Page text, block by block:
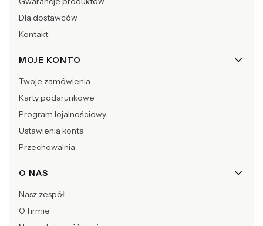
Dla dostawców
Kontakt
MOJE KONTO
Twoje zamówienia
Karty podarunkowe
Program lojalnościowy
Ustawienia konta
Przechowalnia
O NAS
Nasz zespół
O firmie